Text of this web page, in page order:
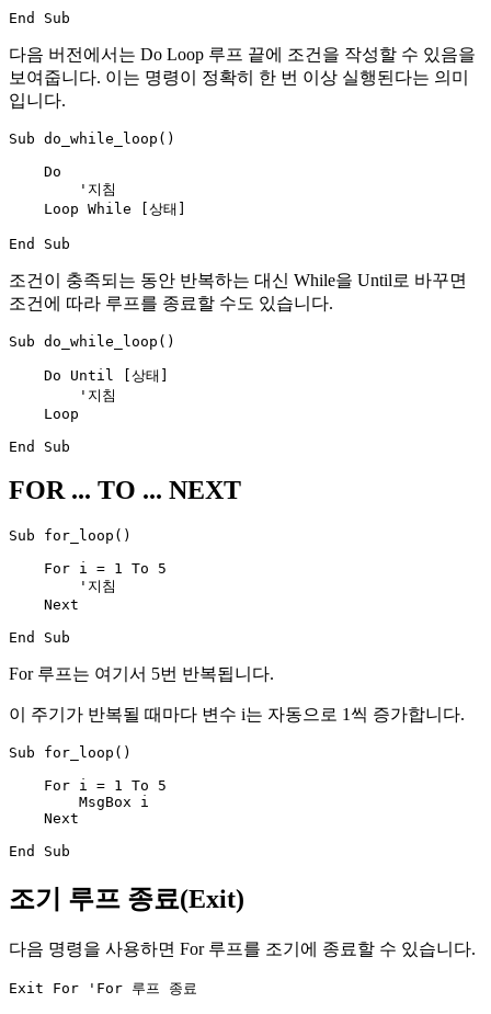
다음 버전에서는 Do Loop 루프 끝에 조건을 작성할 수 있음을
보여줍니다. 이는 명령이 정확히 한 번 이상 실행된다는 의미
입니다.
Sub do_while_loop()
    Do
        '지침
    Loop While [상태]
조건이 충족되는 동안 반복하는 대신 While을 Until로 바꾸면
조건에 따라 루프를 종료할 수도 있습니다.
Sub do_while_loop()
    Do Until [상태]
        '지침
    Loop
FOR ... TO ... NEXT
Sub for_loop()
    For i = 1 To 5
        '지침
    Next
For 루프는 여기서 5번 반복됩니다.
이 주기가 반복될 때마다 변수 i는 자동으로 1씩 증가합니다.
Sub for_loop()
    For i = 1 To 5
        MsgBox i
    Next
조기 루프 종료(Exit)
다음 명령을 사용하면 For 루프를 조기에 종료할 수 있습니다.